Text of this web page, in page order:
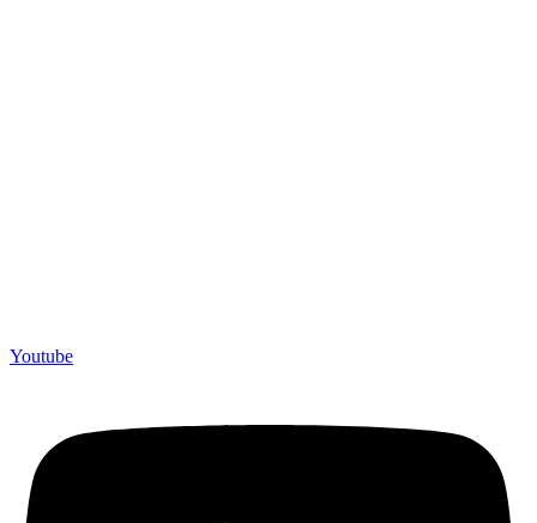
Youtube